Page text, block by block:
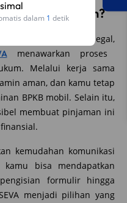
yang Aman?
KTP yang ilegal,
menawarkan proses
Melalui kerja sama
aman, dan kamu tetap
BPKB mobil. Selain itu,
membuat pinjaman ini
kemudahan komunikasi
bisa mendapatkan
formulir hingga
menjadi pilihan yang